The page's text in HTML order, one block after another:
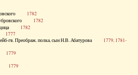
1782
1782
1782
1777
гв. Преображ. полка, сын Н.В. Абатурова 1779, 1781-
1779
1779